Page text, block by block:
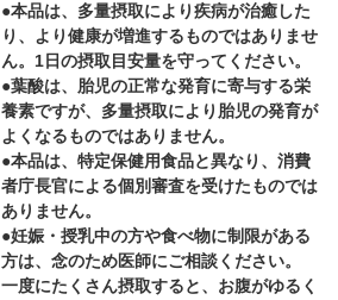
●本品は、多量摂取により疾病が治癒した
り、より健康が増進するものではありませ
ん。1日の摂取目安量を守ってください。
●葉酸は、胎児の正常な発育に寄与する栄
養素ですが、多量摂取により胎児の発育が
よくなるものではありません。
●本品は、特定保健用食品と異なり、消費
者庁長官による個別審査を受けたものでは
ありません。
●妊娠・授乳中の方や食べ物に制限がある
方は、念のため医師にご相談ください。
一度にたくさん摂取すると、お腹がゆるく